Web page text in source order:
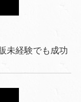
未経験でも成功